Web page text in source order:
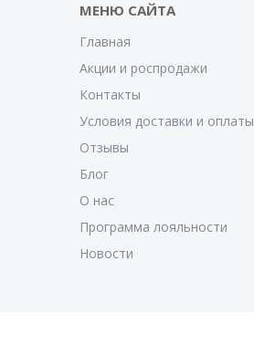
МЕНЮ САЙТА
Главная
Акции и роспродажи
Контакты
Условия доставки и оплаты
Отзывы
Блог
О нас
Программа лояльности
Новости